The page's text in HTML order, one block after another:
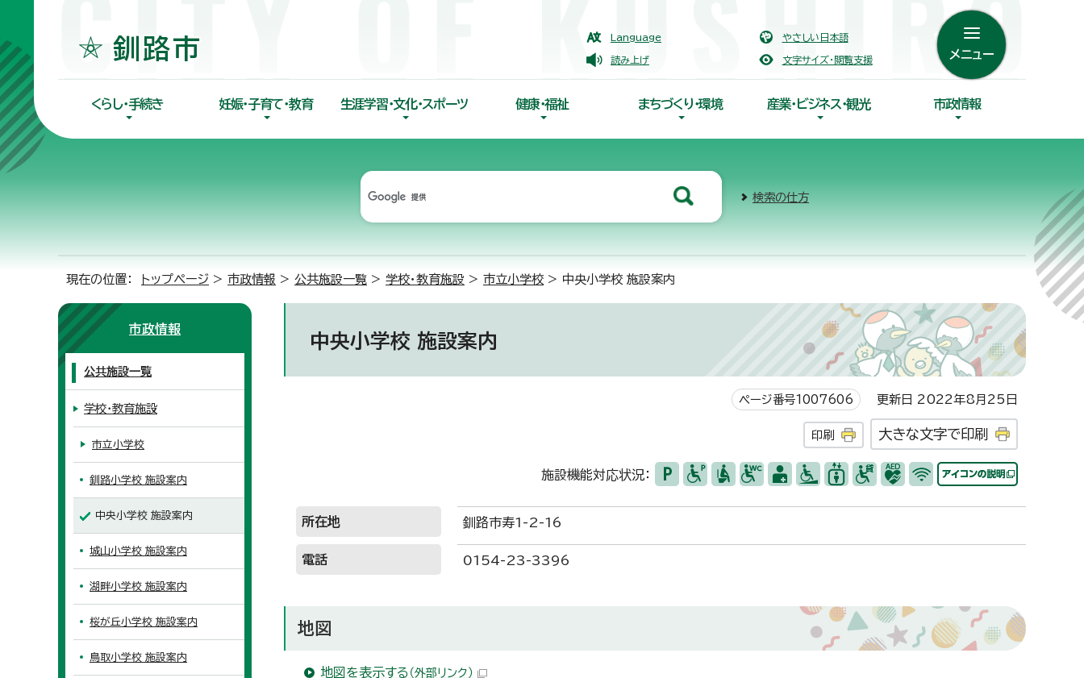
Language やさしい日本語
読み上げ 文字サイズ・閲覧支援 メニュー
くらし・手続き 妊娠・子育て・教育 生涯学習・文化・スポーツ 健康・福祉 まちづくり・環境 産業・ビジネス・観光 市政情報
検索の仕方
現在の位置： トップページ > 市政情報 > 公共施設一覧 > 学校・教育施設 > 市立小学校 > 中央小学校 施設案内
中央小学校 施設案内
ページ番号1007606 更新日 2022年8月25日
印刷 大きな文字で印刷
施設機能対応状況：
所在地 釧路市寿1-2-16
電話 0154-23-3396
地図
地図を表示する （外部リンク）
市政情報
公共施設一覧
学校・教育施設
市立小学校
釧路小学校 施設案内
中央小学校 施設案内
城山小学校 施設案内
湖畔小学校 施設案内
桜が丘小学校 施設案内
鳥取小学校 施設案内